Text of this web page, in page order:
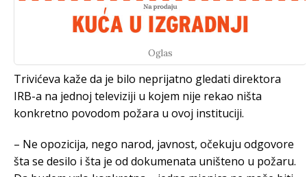
Oglas
Trivićeva kaže da je bilo neprijatno gledati direktora
IRB-a na jednoj televiziji u kojem nije rekao ništa
konkretno povodom požara u ovoj instituciji.
– Ne opozicija, nego narod, javnost, očekuju odgovore
šta se desilo i šta je od dokumenata uništeno u požaru.